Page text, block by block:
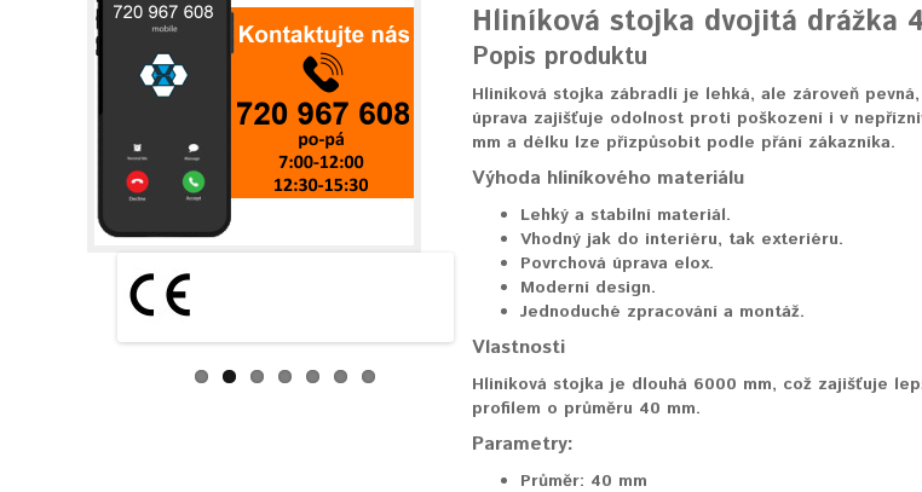
Hliníková stojka dvojitá drážka
Popis produktu
Hliníková stojka zábradlí je lehká, ale zároveň
úprava zajišťuje odolnost proti poškození i v
mm a délku lze přizpůsobit podle přání zákazníka.
Výhoda hliníkového materiálu
Lehký a stabilní materiál.
Vhodný jak do interiéru, tak exteriéru.
Povrchová úprava elox.
Moderní design.
Jednoduché zpracování a montáž.
Vlastnosti
Hliníková stojka je dlouhá 6000 mm, což zajišťuje
profilem o průměru 40 mm.
Parametry:
Průměr: 40 mm